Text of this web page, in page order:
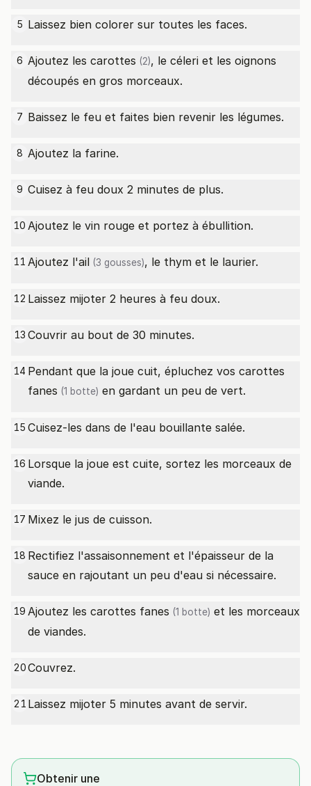
5 Laissez bien colorer sur toutes les faces.
6 Ajoutez les carottes (2), le céleri et les oignons
découpés en gros morceaux.
7 Baissez le feu et faites bien revenir les légumes.
8 Ajoutez la farine.
9 Cuisez à feu doux 2 minutes de plus.
10 Ajoutez le vin rouge et portez à ébullition.
11 Ajoutez l'ail (3 gousses), le thym et le laurier.
12 Laissez mijoter 2 heures à feu doux.
13 Couvrir au bout de 30 minutes.
14 Pendant que la joue cuit, épluchez vos carottes
fanes (1 botte) en gardant un peu de vert.
15 Cuisez-les dans de l'eau bouillante salée.
16 Lorsque la joue est cuite, sortez les morceaux de
viande.
17 Mixez le jus de cuisson.
18 Rectifiez l'assaisonnement et l'épaisseur de la
sauce en rajoutant un peu d'eau si nécessaire.
19 Ajoutez les carottes fanes (1 botte) et les morceaux
de viandes.
20Couvrez.
21 Laissez mijoter 5 minutes avant de servir.
Obtenir une